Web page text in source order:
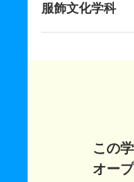
服飾文化学科
この
オー